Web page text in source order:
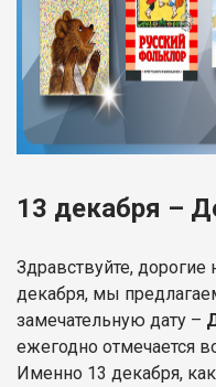
13 декабря –
Здравствуйте, дорогие
декабря, мы
замечательную дату –
ежегодно отмечается
Именно 13 декабря, как